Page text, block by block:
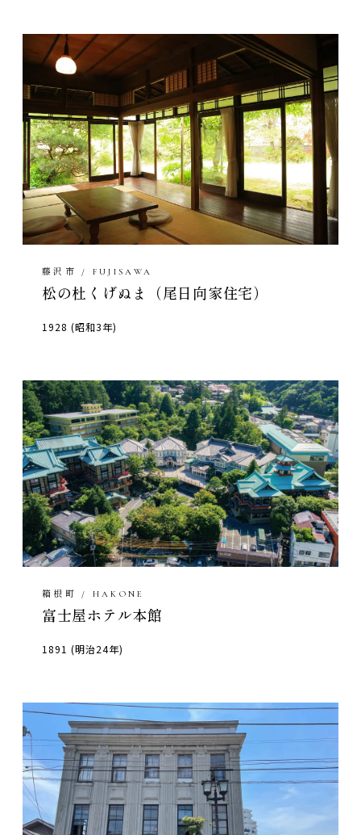
藤沢市 / FUJISAWA
松の杜くげぬま（尾日向家住宅）
1928 (昭和3年)
箱根町 / HAKONE
富士屋ホテル本館
1891 (明治24年)